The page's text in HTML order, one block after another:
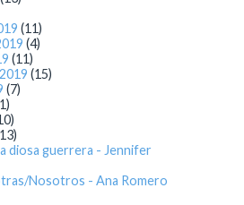
(11)
(4)
(11)
(15)
(7)
diosa guerrera - Jennifer
Nosotros - Ana Romero